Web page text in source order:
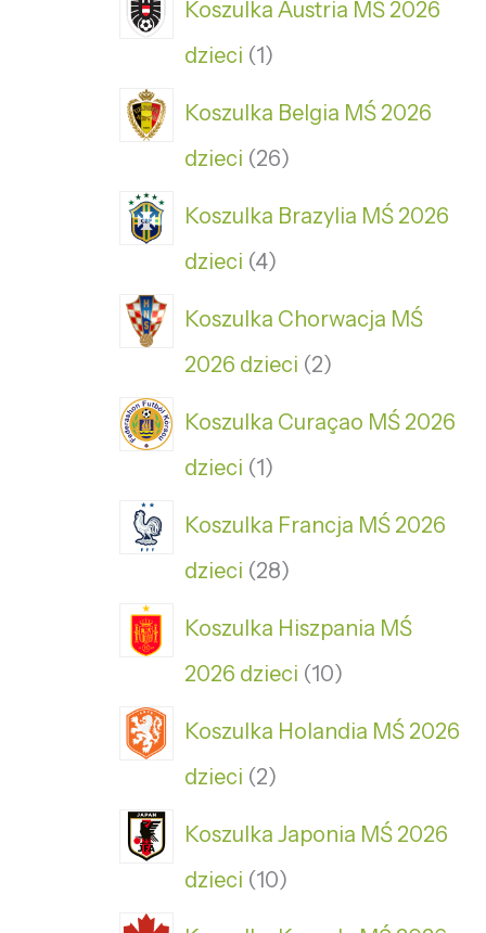
Koszulka Austria MŚ 2026
dzieci 1
Koszulka Belgia MŚ 2026
dzieci 26
Koszulka Brazylia MŚ 2026
dzieci 4
Koszulka Chorwacja MŚ
2026 dzieci 2
Koszulka Curaçao MŚ 2026
dzieci 1
Koszulka Francja MŚ 2026
dzieci 28
Koszulka Hiszpania MŚ
2026 dzieci 10
Koszulka Holandia MŚ 2026
dzieci 2
Koszulka Japonia MŚ 2026
dzieci 10